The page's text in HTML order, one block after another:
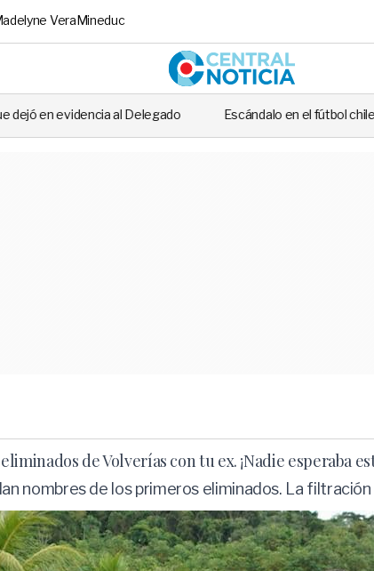
VeraMineduc
Escándalo en el fútbol chileno: futbolista fue
de Volverías con tu ex. ¡Nadie esperaba
nombres de los primeros eliminados. La